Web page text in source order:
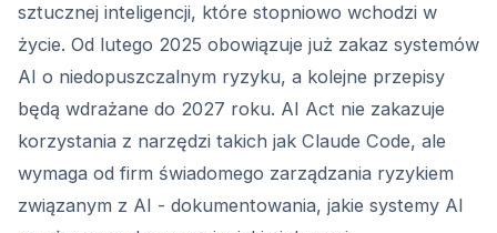
sztucznej inteligencji, które stopniowo wchodzi w
życie. Od lutego 2025 obowiązuje już zakaz systemów
AI o niedopuszczalnym ryzyku, a kolejne przepisy
będą wdrażane do 2027 roku. AI Act nie zakazuje
korzystania z narzędzi takich jak Claude Code, ale
wymaga od firm świadomego zarządzania ryzykiem
związanym z AI - dokumentowania, jakie systemy AI